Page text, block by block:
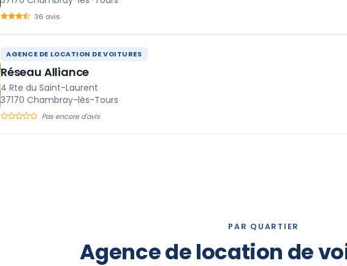
36 avis
AGENCE DE LOCATION DE VOITURES
Réseau Alliance
4 Rte du Saint-Laurent
37170 Chambray-lès-Tours
Pas encore d'avis
PAR QUARTIER
Agence de location de